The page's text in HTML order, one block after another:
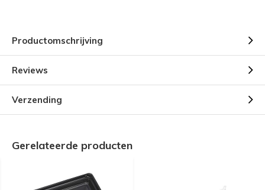
Productomschrijving
Reviews
Verzending
Gerelateerde producten